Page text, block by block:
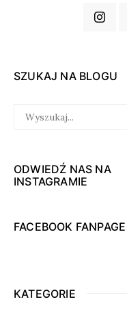
SZUKAJ NA BLOGU
FOR:
ODWIEDŹ NAS NA
INSTAGRAMIE
FACEBOOK FANPAGE
KATEGORIE